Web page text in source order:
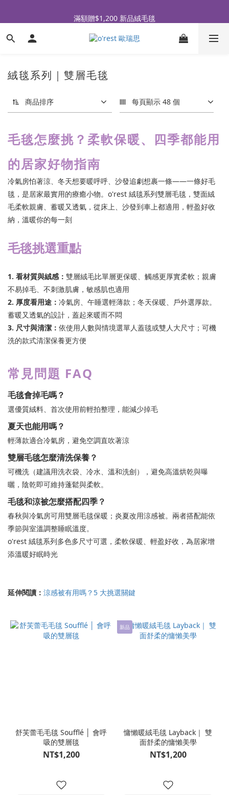
滿額贈$1,200 新品絨毛毯
全品牌滿 $990免運｜會員買即贈〈 購物金 〉
絨毯系列｜雙層毛毯
商品排序 每頁顯示 48 個
毛毯怎麼挑？柔軟保暖、四季都能用
的居家好物指南
冷氣房怕著涼、冬天想要暖呼呼、沙發追劇想裹一條——一條好毛
毯，是居家最實用的療癒小物。o'rest 絨毯系列雙層毛毯，雙面絨
毛柔軟親膚、蓄暖又透氣，從床上、沙發到車上都適用，輕盈好收
納，溫暖你的每一刻
毛毯挑選重點
1. 看材質與絨感： 雙層絨毛比單層更保暖、觸感更厚實柔軟；親膚
不易掉毛、不刺激肌膚，敏感肌也適用
2. 厚度看用途： 冷氣房、午睡選輕薄款；冬天保暖、戶外選厚款。
蓄暖又透氣的設計，蓋起來暖而不悶
3. 尺寸與清潔： 依使用人數與情境選單人蓋毯或雙人大尺寸；可機
洗的款式清潔保養更方便
常見問題 FAQ
毛毯會掉毛嗎？
選優質絨料、首次使用前輕拍整理，能減少掉毛
夏天也能用嗎？
輕薄款適合冷氣房，避免空調直吹著涼
雙層毛毯怎麼清洗保養？
可機洗（建議用洗衣袋、冷水、溫和洗劍），避免高溫烘乾與曝
曬，陰乾即可維持蓬鬆與柔軟。
毛毯和涼被怎麼搭配四季？
春秋與冷氣房可用雙層毛毯保暖；炎夏改用涼感被。兩者搭配能依
季節與室溫調整睡眠溫度。
o'rest 絨毯系列多色多尺寸可選，柔軟保暖、輕盈好收，為居家增
添溫暖好眠時光
延伸閱讀： 涼感被有用嗎？5 大挑選關鍵
舒芙蕾毛毛毯 Soufflé │ 會呼
吸的雙層毯
NT$1,200
新品
慵懶暖絨毛毯 Layback｜ 雙
面舒柔的慵懶美學
NT$1,200